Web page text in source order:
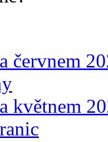
červnem
květnem